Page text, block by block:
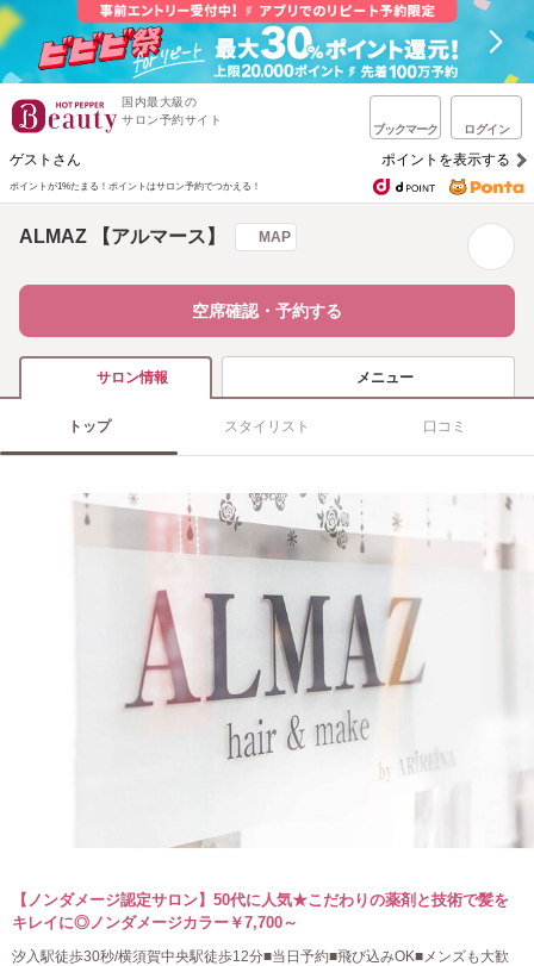
国内最大級の
サロン予約サイト
ブックマーク ログイン
ゲストさん ポイントを表示する
ポイントが1%たまる！ ポイントはサロン予約でつかえる！
ALMAZ 【アルマース】 MAP
空席確認・予約する
サロン情報 メニュー
トップ スタイリスト 口コミ
【ノンダメージ認定サロン】50代に人気★こだわりの薬剤と技術で髪を
キレイに◎ノンダメージカラー￥7,700～
汐入駅徒歩30秒/横須賀中央駅徒歩12分■当日予約■飛び込みOK■メンズも大歓